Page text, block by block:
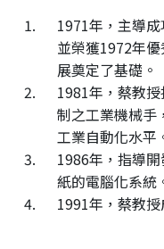
1971年，主導
並榮獲1972年
展奠定了基礎。
1981年，蔡教
制之工業機械手
工業自動化水平
1986年，指導
紙的電腦化系統
1991年，蔡教